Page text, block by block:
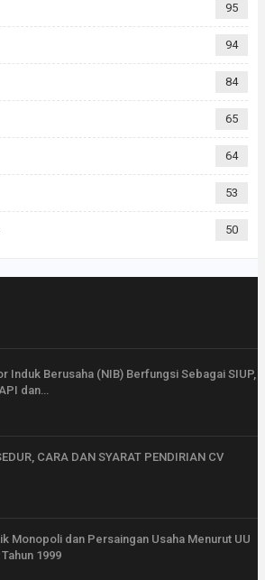
95
94
84
65
64
53
50
Induk Berusaha (NIB) Berfungsi Sebagai SIUP,
dan…
CARA DAN SYARAT PENDIRIAN CV
Monopoli dan Persaingan Usaha Menurut UU
1999